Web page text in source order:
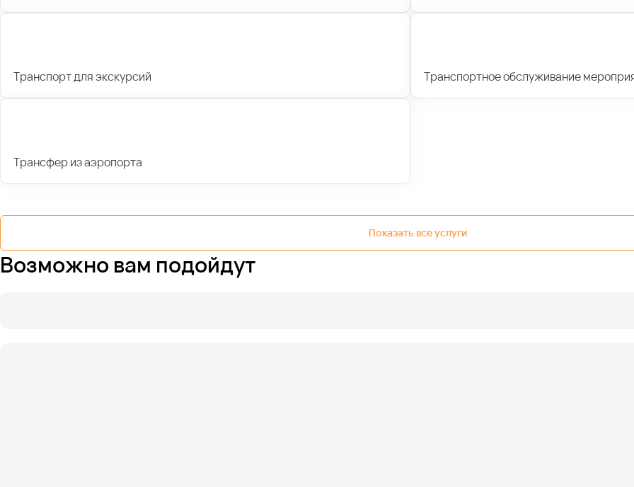
Транспорт для экскурсий Транспортное обслуживание
Трансфер из аэропорта
Показать все услуги
Возможно вам подойдут